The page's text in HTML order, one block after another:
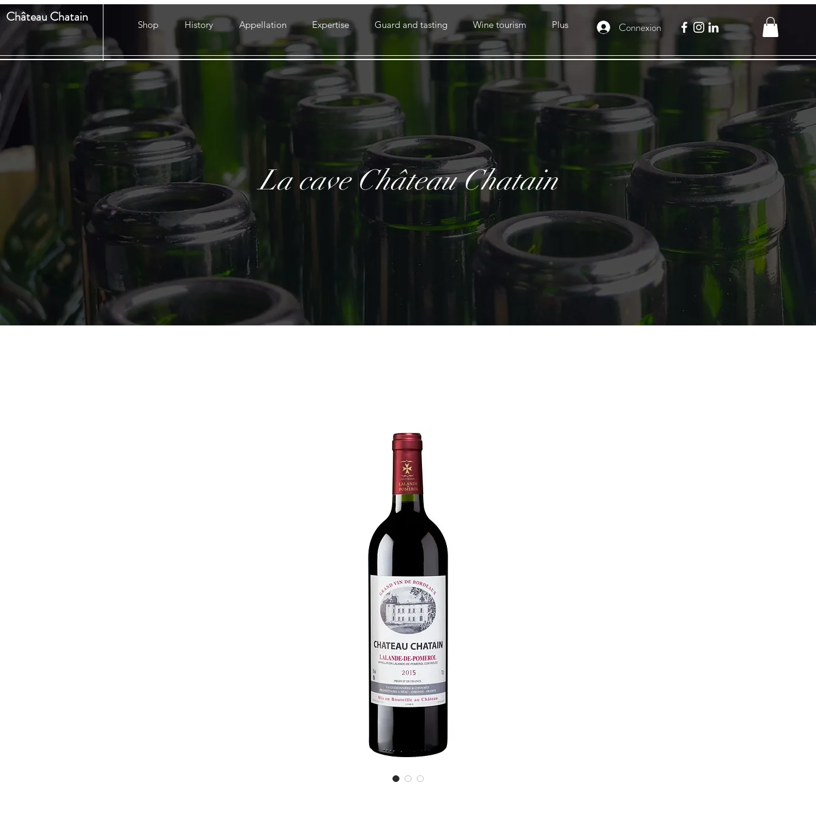
Shop History Appellation Expertise Guard and tasting Wine tourism Plus Connexion
Château Chatain
La cave Château Chatain